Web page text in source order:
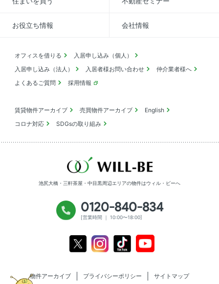
お役立ち情報 会社情報
オフィスを借りる
入居申し込み（個人）
入居申し込み（法人）
入居者様お問い合わせ
仲介業者様へ
よくあるご質問
採用情報
賃貸物件アーカイブ 売買物件アーカイブ
English
コロナ対応
SDGsの取り組み
池尻大橋・三軒茶屋・中目黒周辺エリアの物件はウィル・ビーへ
0120-840-834
[営業時間 ｜ 10:00〜18:00]
InstagramTiktok
物件アーカイブ プライバシーポリシー サイトマップ